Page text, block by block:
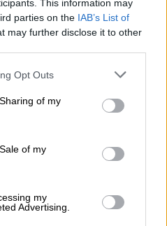
This information may
parties on the IAB’s List of
may further disclose it to other
app uses one or more Google
behaviour. You may click to
and its third-party tags to
purposes in below Google
Opt Outs
of my
of my
my
Advertising.
έρθει η ώρα!
την ενίσχυση του